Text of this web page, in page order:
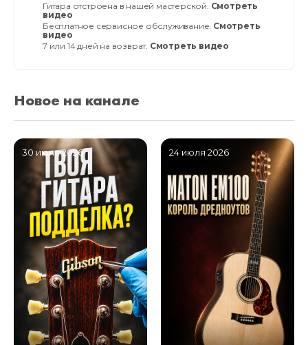
Гитара отстроена в нашей мастерской. Смотреть
видео
Бесплатное сервисное обслуживание. Смотреть
видео
7 или 14 дней на возврат. Смотреть видео
Новое на канале
30 июля 2026 24 июля 2026